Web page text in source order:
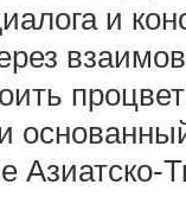
и
Азиатско-